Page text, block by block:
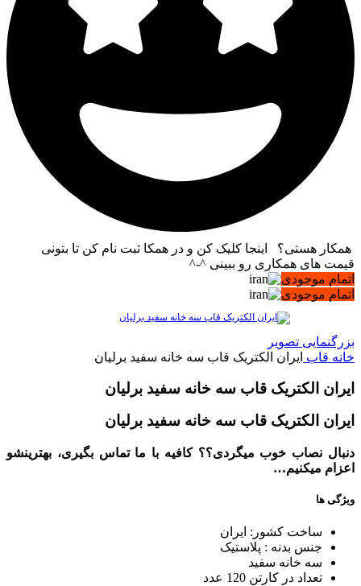
همکار هستی؟ اینجا کلیک کن و در همکا ثبت نام کن تا بتونی
قیمت های همکاری رو ببینی ^-^
اتمام موجودی
اتمام موجودی
بزرگنمایی تصویر
خانه قاب ایران الکتریک قاب سه خانه سفید برلیان
ایران الکتریک قاب سه خانه سفید برلیان
ایران الکتریک قاب سه خانه سفید برلیان
دنبال نصاب خوب میگردی؟؟ کافیه با ما تماس بگیری، بهترینشو
اعزام میکنیم…
ویژگی ها
ساخت کشور: ایران
جنس بدنه : پلاستیک
سه خانه سفید
تعداد در کارتن 120 عدد